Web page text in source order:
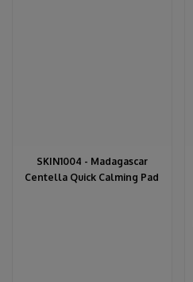
SKIN1004 - Madagascar
Centella Quick Calming Pad